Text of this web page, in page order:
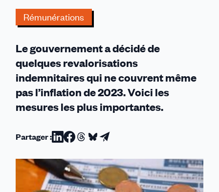
Rémunérations
Le gouvernement a décidé de
quelques revalorisations
indemnitaires qui ne couvrent même
pas l’inflation de 2023. Voici les
mesures les plus importantes.
Partager :Partager
sur
Linkedin
Partager
sur
Facebook
Partager
sur
Threads
Partager
sur
Bluesky
Partager
par
email